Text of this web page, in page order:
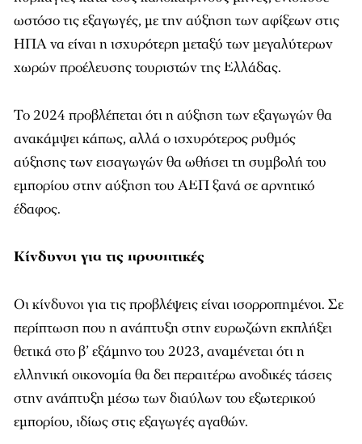
ωστόσο τις εξαγωγές, με την αύξηση των αφίξεων στις
ΗΠΑ να είναι η ισχυρότερη μεταξύ των μεγαλύτερων
χωρών προέλευσης τουριστών της Ελλάδας.
Το 2024 προβλέπεται ότι η αύξηση των εξαγωγών θα
ανακάμψει κάπως, αλλά ο ισχυρότερος ρυθμός
αύξησης των εισαγωγών θα ωθήσει τη συμβολή του
εμπορίου στην αύξηση του ΑΕΠ ξανά σε αρνητικό
έδαφος.
Κίνδυνοι για τις προοπτικές
Οι κίνδυνοι για τις προβλέψεις είναι ισορροπημένοι. Σε
περίπτωση που η ανάπτυξη στην ευρωζώνη εκπλήξει
θετικά στο β’ εξάμηνο του 2023, αναμένεται ότι η
ελληνική οικονομία θα δει περαιτέρω ανοδικές τάσεις
στην ανάπτυξη μέσω των διαύλων του εξωτερικού
εμπορίου, ιδίως στις εξαγωγές αγαθών.